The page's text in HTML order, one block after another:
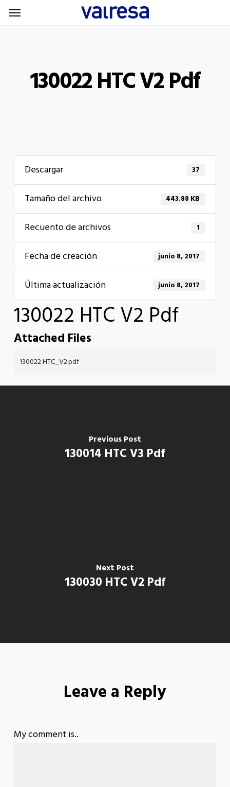
Skip
to
Menu
130022 HTC V2 Pdf
Descargar 37
Tamaño del archivo 443.88 KB
Recuento de archivos 1
Fecha de creación junio 8, 2017
Última actualización junio 8, 2017
130022 HTC V2 Pdf
Attached Files
130022 HTC_V2.pdf
Previous Post
130014 HTC V3 Pdf
Next Post
130030 HTC V2 Pdf
Leave a Reply
My comment is..
Menu